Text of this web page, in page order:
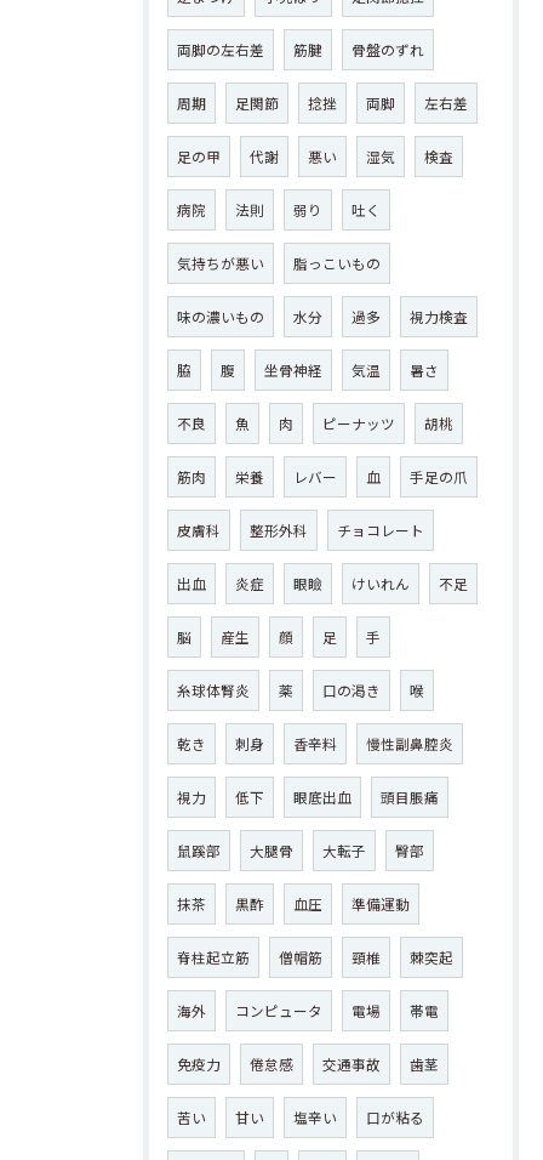
両脚の左右差 筋腱 骨盤のずれ
周期 足関節 捻挫 両脚 左右差
足の甲 代謝 悪い 湿気 検査
病院 法則 弱り 吐く
気持ちが悪い 脂っこいもの
味の濃いもの 水分 過多 視力検査
脇 腹 坐骨神経 気温 暑さ
不良 魚 肉 ピーナッツ 胡桃
筋肉 栄養 レバー 血 手足の爪
皮膚科 整形外科 チョコレート
出血 炎症 眼瞼 けいれん 不足
脳 産生 顔 足 手
糸球体腎炎 薬 口の渇き 喉
乾き 刺身 香辛料 慢性副鼻腔炎
視力 低下 眼底出血 頭目脹痛
鼠蹊部 大腿骨 大転子 臀部
抹茶 黒酢 血圧 準備運動
脊柱起立筋 僧帽筋 頸椎 棘突起
海外 コンピュータ 電場 帯電
免疫力 倦怠感 交通事故 歯茎
苦い 甘い 塩辛い 口が粘る